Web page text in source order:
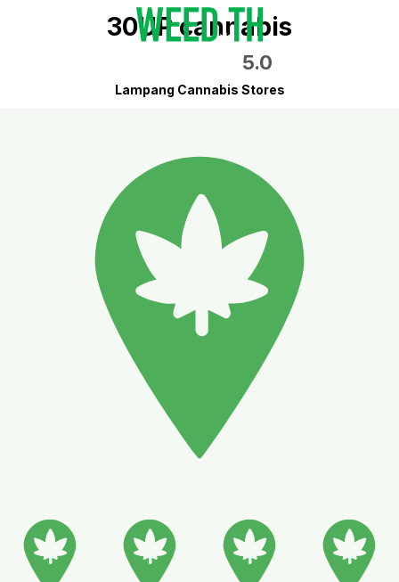
30UP cannabis
5.0
Lampang Cannabis Stores